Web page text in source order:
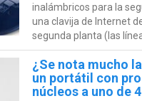
inalámbricos para la
una clavija de Internet
segunda planta (las
¿Se nota mucho
un portátil con
núcleos a uno de